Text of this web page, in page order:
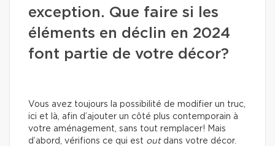
exception. Que faire si les
éléments en déclin en 2024
font partie de votre décor?
Vous avez toujours la possibilité de modifier un truc,
ici et là, afin d’ajouter un côté plus contemporain à
votre aménagement, sans tout remplacer! Mais
d’abord, vérifions ce qui est outdans votre décor.